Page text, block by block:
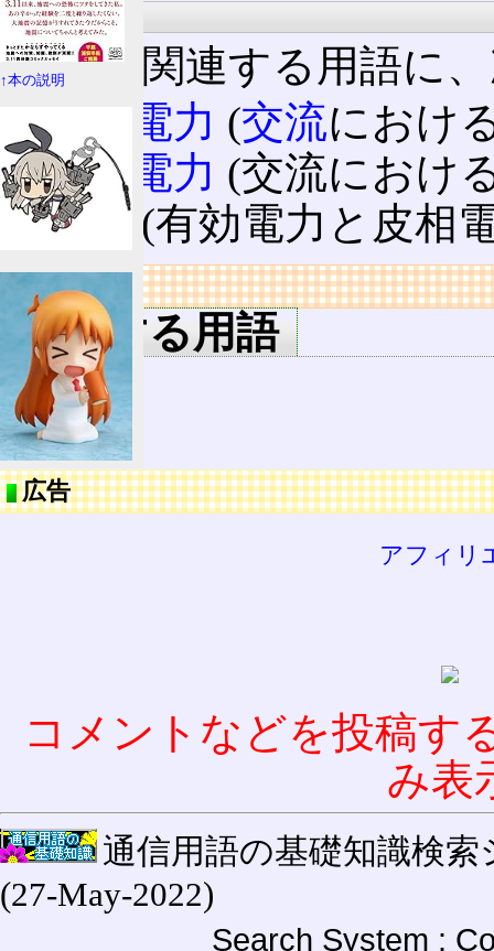
電力
電力に関連する用語に
皮相電力 (交流におけ
有効電力 (交流におけ
力率(有効電力と皮相
リンク
関連する用語
電圧
電流
広告
アフィリ
コメントなどを投稿す
み表
通信用語の基礎知識検索
(27-May-2022)
Search System :
↑本の説明